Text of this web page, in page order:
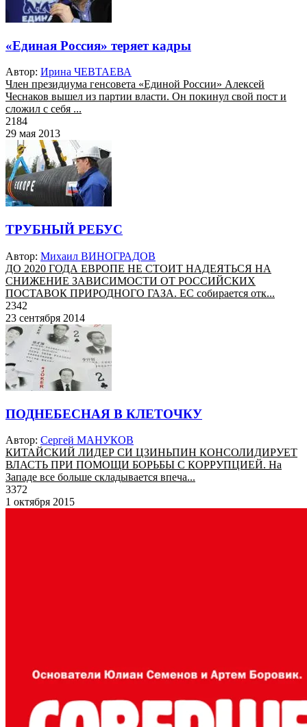
«Единая Россия» теряет кадры
Автор: Ирина ЧЕВТАЕВА
Член президиума генсовета «Единой России» Алексей
Чеснаков вышел из партии власти. Он покинул свой пост и
сложил с себя ...
2184
29 мая 2013
ТРУБНЫЙ РЕБУС
Автор: Михаил ВИНОГРАДОВ
ДО 2020 ГОДА ЕВРОПЕ НЕ СТОИТ НАДЕЯТЬСЯ НА
СНИЖЕНИЕ ЗАВИСИМОСТИ ОТ РОССИЙСКИХ
ПОСТАВОК ПРИРОДНОГО ГАЗА. ЕС собирается отк...
2342
23 сентября 2014
ПОДНЕБЕСНАЯ В КЛЕТОЧКУ
Автор: Сергей МАНУКОВ
КИТАЙСКИЙ ЛИДЕР СИ ЦЗИНЬПИН КОНСОЛИДИРУЕТ
ВЛАСТЬ ПРИ ПОМОЩИ БОРЬБЫ С КОРРУПЦИЕЙ. На
Западе все больше складывается впеча...
3372
1 октября 2015